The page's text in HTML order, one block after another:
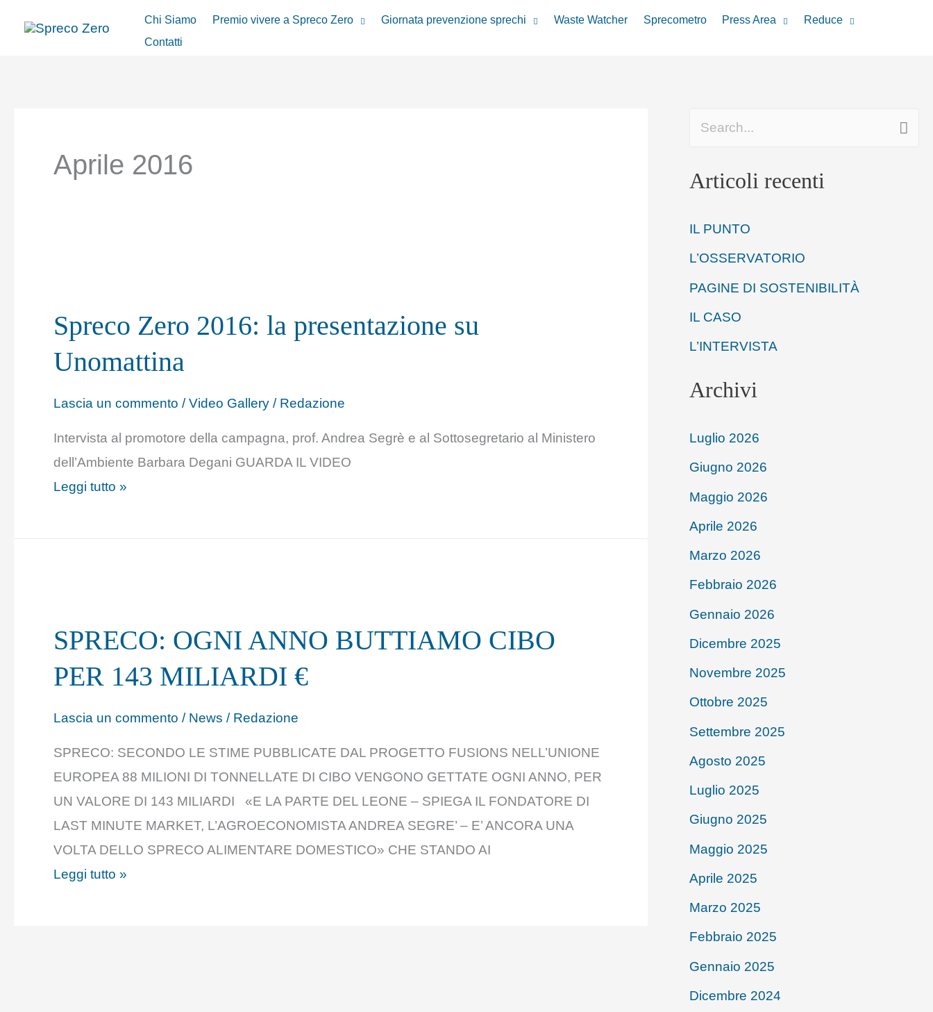
Chi Siamo Premio vivere a Spreco Zero Giornata prevenzione sprechi Waste Watcher Sprecometro Press Area
Reduce
Contatti
Aprile 2016
Spreco Zero 2016: la presentazione su
Unomattina
Lascia un commento /Video Gallery / Redazione
Intervista al promotore della campagna, prof. Andrea Segrè e al Sottosegretario al Ministero
dell’Ambiente Barbara Degani GUARDA IL VIDEO
2016:
presentazione
su
Leggi tutto »
SPRECO: OGNI ANNO BUTTIAMO CIBO
PER 143 MILIARDI €
Lascia un commento / News / Redazione
SPRECO: SECONDO LE STIME PUBBLICATE DAL PROGETTO FUSIONS NELL’UNIONE
EUROPEA 88 MILIONI DI TONNELLATE DI CIBO VENGONO GETTATE OGNI ANNO, PER
UN VALORE DI 143 MILIARDI «E LA PARTE DEL LEONE – SPIEGA IL FONDATORE DI
LAST MINUTE MARKET, L’AGROECONOMISTA ANDREA SEGRE’ – E’ ANCORA UNA
VOLTA DELLO SPRECO ALIMENTARE DOMESTICO» CHE STANDO AI
ANNO
CIBO
PER
MILIARDI
€
Leggi tutto »
r
a
:
Articoli recenti
IL PUNTO
L’OSSERVATORIO
PAGINE DI SOSTENIBILITÀ
IL CASO
L’INTERVISTA
Archivi
Luglio 2026
Giugno 2026
Maggio 2026
Aprile 2026
Marzo 2026
Febbraio 2026
Gennaio 2026
Dicembre 2025
Novembre 2025
Ottobre 2025
Settembre 2025
Agosto 2025
Luglio 2025
Giugno 2025
Maggio 2025
Aprile 2025
Marzo 2025
Febbraio 2025
Gennaio 2025
Dicembre 2024